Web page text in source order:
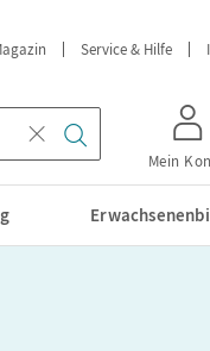
Service & Hilfe
Mein